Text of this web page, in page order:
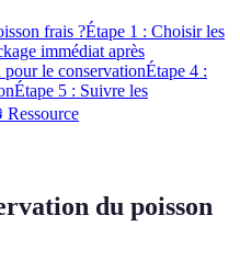
frais ?Étape 1 : Choisir les
immédiat après
pour le conservationÉtape 4 :
Étape 5 : Suivre les
Ressource
du poisson